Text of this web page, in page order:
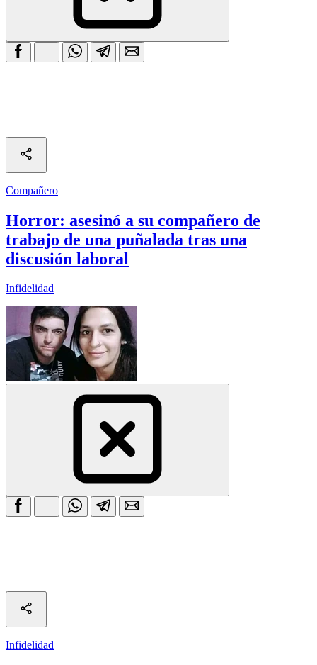
Compañero
Horror: asesinó a su compañero de
trabajo de una puñalada tras una
discusión laboral
Infidelidad
Infidelidad